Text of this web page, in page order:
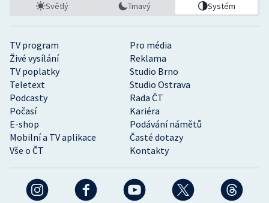
TV program
Pro média
Živé vysílání
Reklama
TV poplatky
Studio Brno
Teletext
Studio Ostrava
Podcasty
Rada ČT
Počasí
Kariéra
E-shop
Podávání námětů
Mobilní a TV aplikace
Časté dotazy
Vše o ČT
Kontakty
Světlý Tmavý Systém